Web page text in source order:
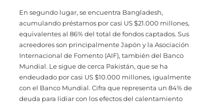
En segundo lugar, se encuentra Bangladesh,
acumulando préstamos por casi US $21.000 millones,
equivalentes al 86% del total de fondos captados. Sus
acreedores son principalmente Japón y la Asociación
Internacional de Fomento (AIF), también del Banco
Mundial. Le sigue de cerca Pakistán, que se ha
endeudado por casi US $10.000 millones, igualmente
con el Banco Mundial. Cifra que representa un 84% de
deuda para lidiar con los efectos del calentamiento